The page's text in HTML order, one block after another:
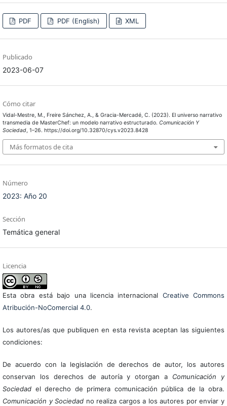
PDF PDF (English) XML
Publicado
2023-06-07
Cómo citar
Vidal-Mestre, M., Freire Sánchez, A., & Gracia-Mercadé, C. (2023). El universo narrativo
transmedia de MasterChef: un modelo narrativo estructurado. Comunicación Y
Sociedad, 1–26. https://doi.org/10.32870/cys.v2023.8428
Más formatos de cita
Número
2023: Año 20
Sección
Temática general
Licencia
Esta obra está bajo una licencia internacional Creative Commons
Atribución-NoComercial 4.0.
Los autores/as que publiquen en esta revista aceptan las siguientes
condiciones:
De acuerdo con la legislación de derechos de autor, los autores
conservan los derechos de autoría y otorgan a Comunicación y
Sociedadel derecho de primera comunicación pública de la obra.
Comunicación y Sociedad no realiza cargos a los autores por enviar y